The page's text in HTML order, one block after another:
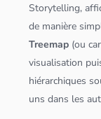
Storytelling,
de manière
Treemap (ou
visualisation
hiérarchiques
uns dans les